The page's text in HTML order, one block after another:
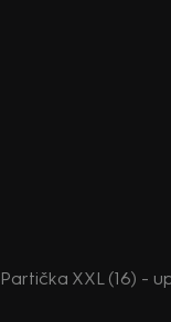
Partička XXL (16) -